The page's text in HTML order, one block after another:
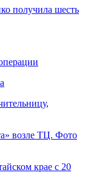
получила шесть
возле ТЦ. Фото
крае с 20